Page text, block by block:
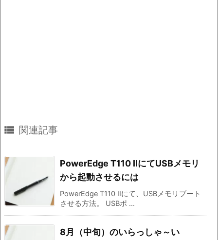
 関連記事
PowerEdge T110 IIにてUSBメモリ
から起動させるには
PowerEdge T110 IIにて、USBメモリブート
させる方法。 USBポ ...
8月（中旬）のいらっしゃ～い